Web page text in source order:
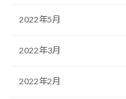
2022年5月
2022年3月
2022年2月